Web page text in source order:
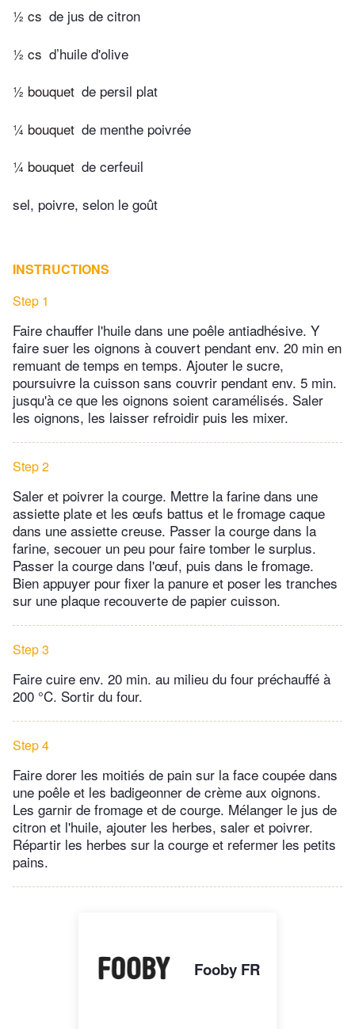
½ cs de jus de citron
½ cs d’huile d'olive
½ bouquet de persil plat
¼ bouquet de menthe poivrée
¼ bouquet de cerfeuil
sel, poivre, selon le goût
INSTRUCTIONS
Step 1
Faire chauffer l'huile dans une poêle antiadhésive. Y
faire suer les oignons à couvert pendant env. 20 min en
remuant de temps en temps. Ajouter le sucre,
poursuivre la cuisson sans couvrir pendant env. 5 min.
jusqu'à ce que les oignons soient caramélisés. Saler
les oignons, les laisser refroidir puis les mixer.
Step 2
Saler et poivrer la courge. Mettre la farine dans une
assiette plate et les œufs battus et le fromage caque
dans une assiette creuse. Passer la courge dans la
farine, secouer un peu pour faire tomber le surplus.
Passer la courge dans l'œuf, puis dans le fromage.
Bien appuyer pour fixer la panure et poser les tranches
sur une plaque recouverte de papier cuisson.
Step 3
Faire cuire env. 20 min. au milieu du four préchauffé à
200 °C. Sortir du four.
Step 4
Faire dorer les moitiés de pain sur la face coupée dans
une poêle et les badigeonner de crème aux oignons.
Les garnir de fromage et de courge. Mélanger le jus de
citron et l'huile, ajouter les herbes, saler et poivrer.
Répartir les herbes sur la courge et refermer les petits
pains.
Fooby FR